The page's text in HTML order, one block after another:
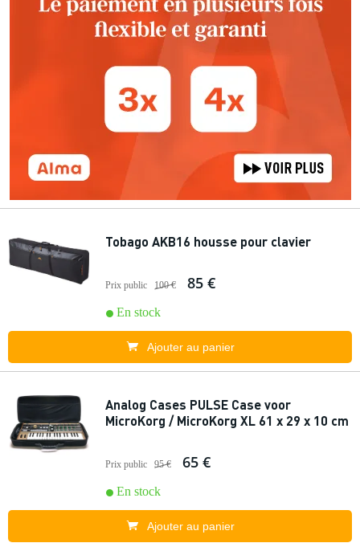
Tobago AKB16 housse pour clavier
Prix public 100 € 85 €
En stock
Ajouter au panier
Analog Cases PULSE Case voor
MicroKorg / MicroKorg XL 61 x 29 x 10 cm
Prix public 95 € 65 €
En stock
Ajouter au panier